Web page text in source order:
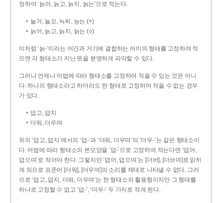
정하여 ‘늙어, 늙고, 늙지, 늙는’으로 적는다.
늘거, 늘꼬, 늑찌, 능는 (×)
늙어, 늙고, 늙지, 늙는 (○)
이처럼 ‘늙-­’이라는 어간과 거기에 결합하는 어미의 형태를 고정하여 적
으면 각 형태소가 지닌 뜻을 분명하게 파악할 수 있다.
그러나 언제나 어법에 따라 형태소를 고정하여 적을 수 있는 것은 아니
다. 하나의 형태소라고 하더라도 한 형태로 고정하여 적을 수 없는 경우
가 있다.
덥고, 덥지
더워, 더우며
위의 ‘덥고, 덥지’에서의 ‘덥-­’과 ‘더워, 더우며’의 ‘더우-­’는 같은 형태소이
다. 어법에 따라 형태소의 본모양을 ‘덥-­’으로 고정하여 적는다면 ‘덥어,
덥으며’로 적어야 한다. 그렇지만 ‘덥어, 덥으며’는 [더버], [더브며]로 읽히
게 되므로 표준어 [더워], [더우며]의 소리를 제대로 나타낼 수 없다. 그러
므로 ‘덥고, 덥지, 더워, 더우며’는 한 형태소의 활용형이지만 그 형태를
하나로 고정할 수 없고 ‘덥-’, ‘더우-’ 두 가지로 적게 된다.